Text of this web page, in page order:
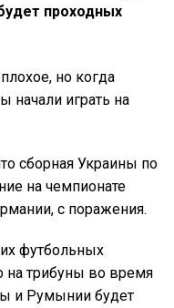
проходных
но когда
начали играть на
сборная Украины по
на чемпионате
с поражения.
футбольных
на трибуны во время
и Румынии будет